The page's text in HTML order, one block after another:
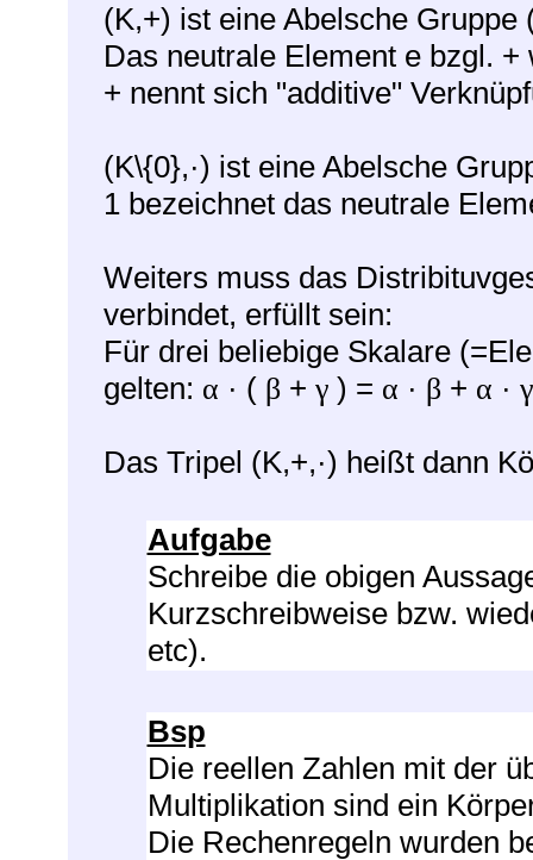
(K,+) ist eine Abelsche Gruppe
Das neutrale Element e bzgl.
+ nennt sich "additive"
(K\{0},·) ist eine Abelsche
1 bezeichnet das neutrale
Weiters muss das
verbindet, erfüllt sein:
Für drei beliebige Skalare
gelten: α · ( β + γ) = α · β + α · γ
Das Tripel (K,+,·) heißt dann
Aufgabe
Schreibe die obigen
Kurzschreibweise bzw.
etc).
Bsp
Die reellen Zahlen mit der
Multiplikation sind ein
Die Rechenregeln wurden